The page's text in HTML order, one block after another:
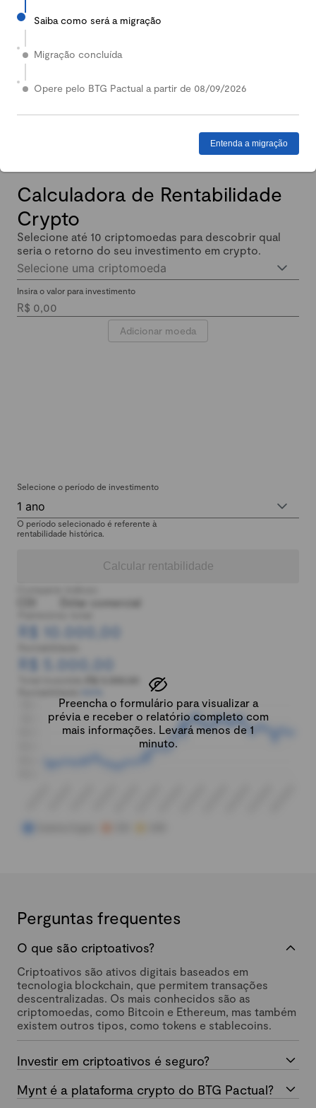
2024
Em 2024, nossa Carteira Conservadora mais que
Enquanto isso, quem investiu em Renda Fixa lucrou
Calculadora de Rentabilidade
Crypto
Selecione até 10 criptomoedas para descobrir qual
seria o retorno do seu investimento em crypto.
Selecione uma criptomoeda
Insira o valor para investimento
Adicionar moeda
Selecione o período de investimento
1 ano
O período selecionado é referente à
rentabilidade histórica.
Calcular rentabilidade
Preencha o formulário para visualizar a
prévia e receber o relatório completo com
mais informações. Levará menos de 1
minuto.
Dólar comercial
R$ 10.000,00
R$ 5.000,00
Perguntas frequentes
O que são criptoativos?
Criptoativos são ativos digitais baseados em
tecnologia blockchain, que permitem transações
descentralizadas. Os mais conhecidos são as
criptomoedas, como Bitcoin e Ethereum, mas também
existem outros tipos, como tokens e stablecoins.
Investir em criptoativos é seguro?
Mynt é a plataforma crypto do BTG Pactual?
Saiba como será a migração
Migração concluída
Opere pelo BTG Pactual a partir de 08/09/2026
Entenda a migração